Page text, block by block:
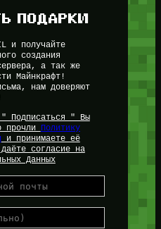
ПОДАРКИ
и получайте
создания
а так же
Майнкрафт!
нам доверяют
" Подписаться " Вы
прочли
Политику
и принимаете её
согласие на
Данных